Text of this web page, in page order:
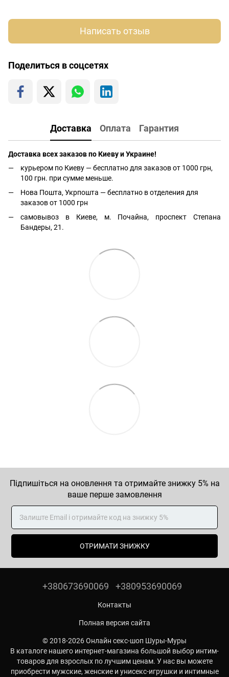
Написать отзыв
Поделиться в соцсетях
Доставка Оплата Гарантия
Доставка всех заказов по Киеву и Украине!
курьером по Киеву — бесплатно для заказов от 1000 грн,
100 грн. при сумме меньше.
Нова Пошта, Укрпошта — бесплатно в отделения для
заказов от 1000 грн
самовывоз в Киеве, м. Почайна, проспект Степана
Бандеры, 21.
Підпишіться на оновлення та отримайте знижку 5% на
ваше перше замовлення
ОТРИМАТИ ЗНИЖКУ
+380673690069 +380953690069
Контакты
Полная версия сайта
© 2018-2026 Онлайн секс-шоп Шуры-Муры
В каталоге нашего интернет-магазина большой выбор интим-
товаров для взрослых по лучшим ценам. У нас вы можете
приобрести мужские, женские и унисекс-игрушки и интимные